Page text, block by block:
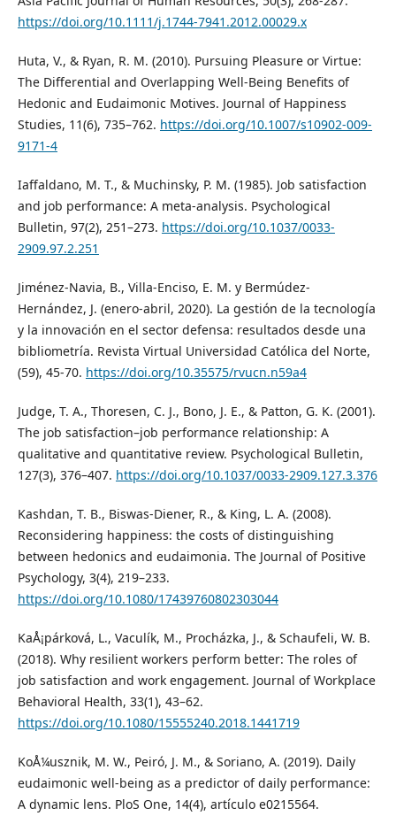
https://doi.org/10.1111/j.1744-7941.2012.00029.x
Huta, V., & Ryan, R. M. (2010). Pursuing Pleasure or Virtue:
The Differential and Overlapping Well-Being Benefits of
Hedonic and Eudaimonic Motives. Journal of Happiness
Studies, 11(6), 735–762. https://doi.org/10.1007/s10902-009-
9171-4
Iaffaldano, M. T., & Muchinsky, P. M. (1985). Job satisfaction
and job performance: A meta-analysis. Psychological
Bulletin, 97(2), 251–273. https://doi.org/10.1037/0033-
2909.97.2.251
Jiménez-Navia, B., Villa-Enciso, E. M. y Bermúdez-
Hernández, J. (enero-abril, 2020). La gestión de la tecnología
y la innovación en el sector defensa: resultados desde una
bibliometría. Revista Virtual Universidad Católica del Norte,
(59), 45-70. https://doi.org/10.35575/rvucn.n59a4
Judge, T. A., Thoresen, C. J., Bono, J. E., & Patton, G. K. (2001).
The job satisfaction–job performance relationship: A
qualitative and quantitative review. Psychological Bulletin,
127(3), 376–407. https://doi.org/10.1037/0033-2909.127.3.376
Kashdan, T. B., Biswas-Diener, R., & King, L. A. (2008).
Reconsidering happiness: the costs of distinguishing
between hedonics and eudaimonia. The Journal of Positive
Psychology, 3(4), 219–233.
https://doi.org/10.1080/17439760802303044
KaÅ¡párková, L., Vaculík, M., Procházka, J., & Schaufeli, W. B.
(2018). Why resilient workers perform better: The roles of
job satisfaction and work engagement. Journal of Workplace
Behavioral Health, 33(1), 43–62.
https://doi.org/10.1080/15555240.2018.1441719
KoÅ¼usznik, M. W., Peiró, J. M., & Soriano, A. (2019). Daily
eudaimonic well-being as a predictor of daily performance:
A dynamic lens. PloS One, 14(4), artículo e0215564.